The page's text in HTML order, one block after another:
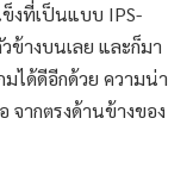
งที่เป็นแบบ IPS-
ข้างบนเลย และก็มา
ได้ดีอีกด้วย ความน่า
ากตรงด้านข้างของ